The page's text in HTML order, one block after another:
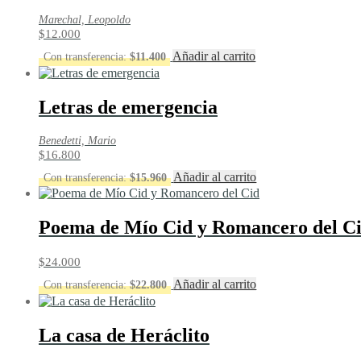
Marechal, Leopoldo
$12.000
Con transferencia:$11.400 Añadir al carrito
Letras de emergencia
Benedetti, Mario
$16.800
Con transferencia:$15.960 Añadir al carrito
Poema de Mío Cid y Romancero del
$24.000
Con transferencia:$22.800 Añadir al carrito
La casa de Heráclito